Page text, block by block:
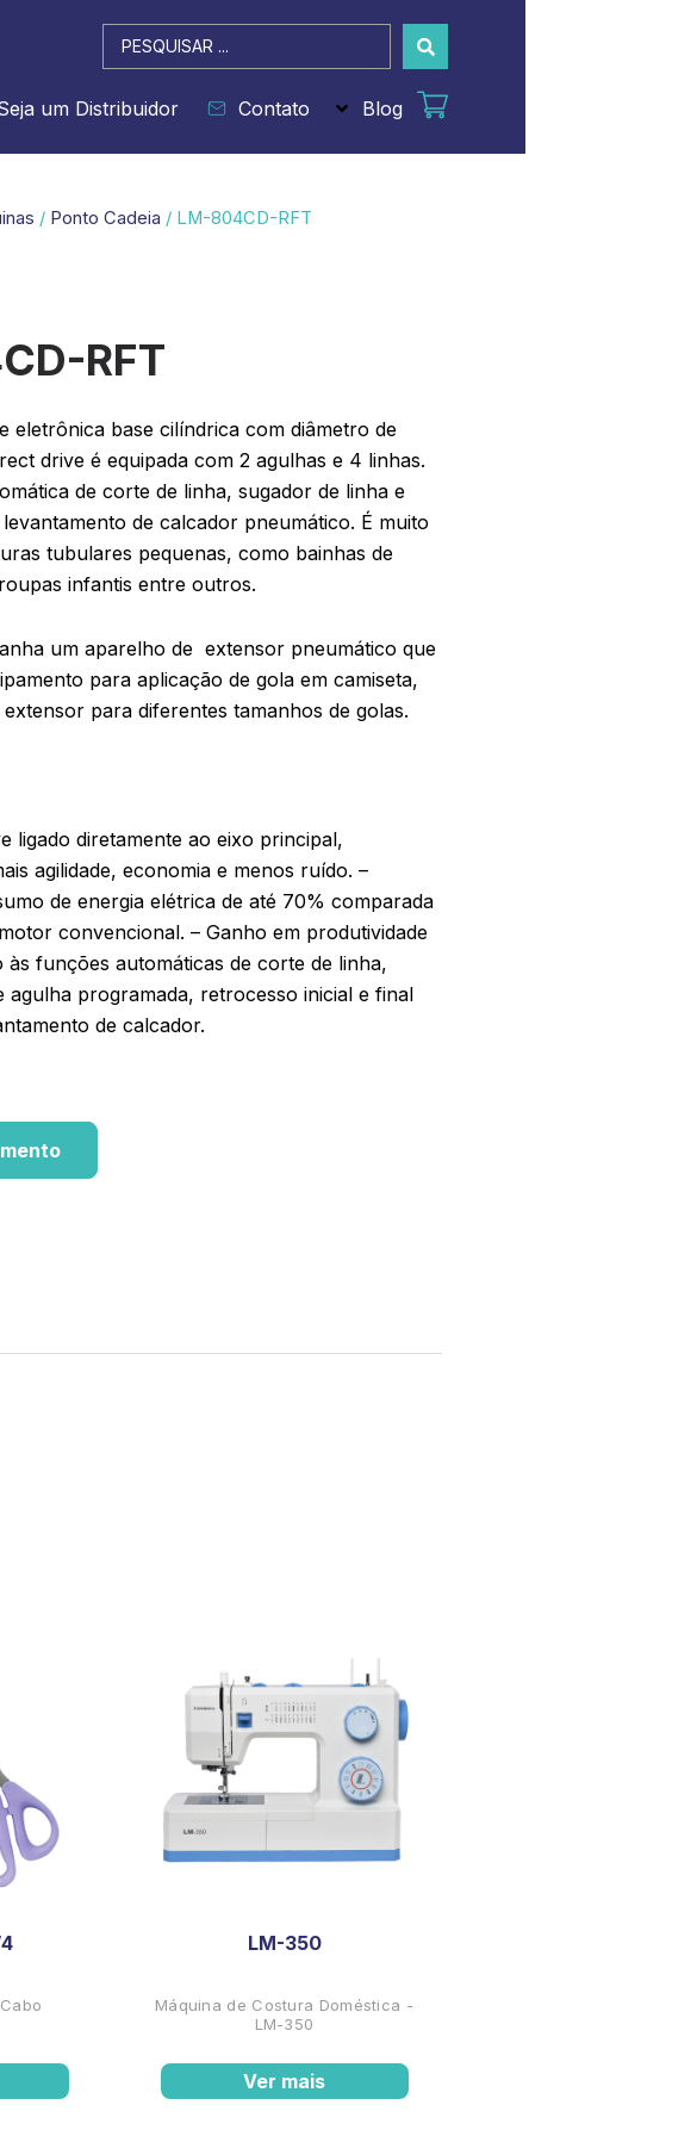
Pesquisar
...
um Distribuidor Contato Blog
/ Ponto Cadeia / LM-804CD-RFT
RFT
eletrônica base cilíndrica com diâmetro de
drive é equipada com 2 agulhas e 4 linhas.
de corte de linha, sugador de linha e
de calcador pneumático. É muito
tubulares pequenas, como bainhas de
infantis entre outros.
um aparelho de extensor pneumático que
para aplicação de gola em camiseta,
para diferentes tamanhos de golas.
ligado diretamente ao eixo principal,
agilidade, economia e menos ruído. –
de energia elétrica de até 70% comparada
convencional. – Ganho em produtividade
às funções automáticas de corte de linha,
agulha programada, retrocesso inicial e final
de calcador.
LM-350
Máquina de Costura Doméstica -
LM-350
Ver mais